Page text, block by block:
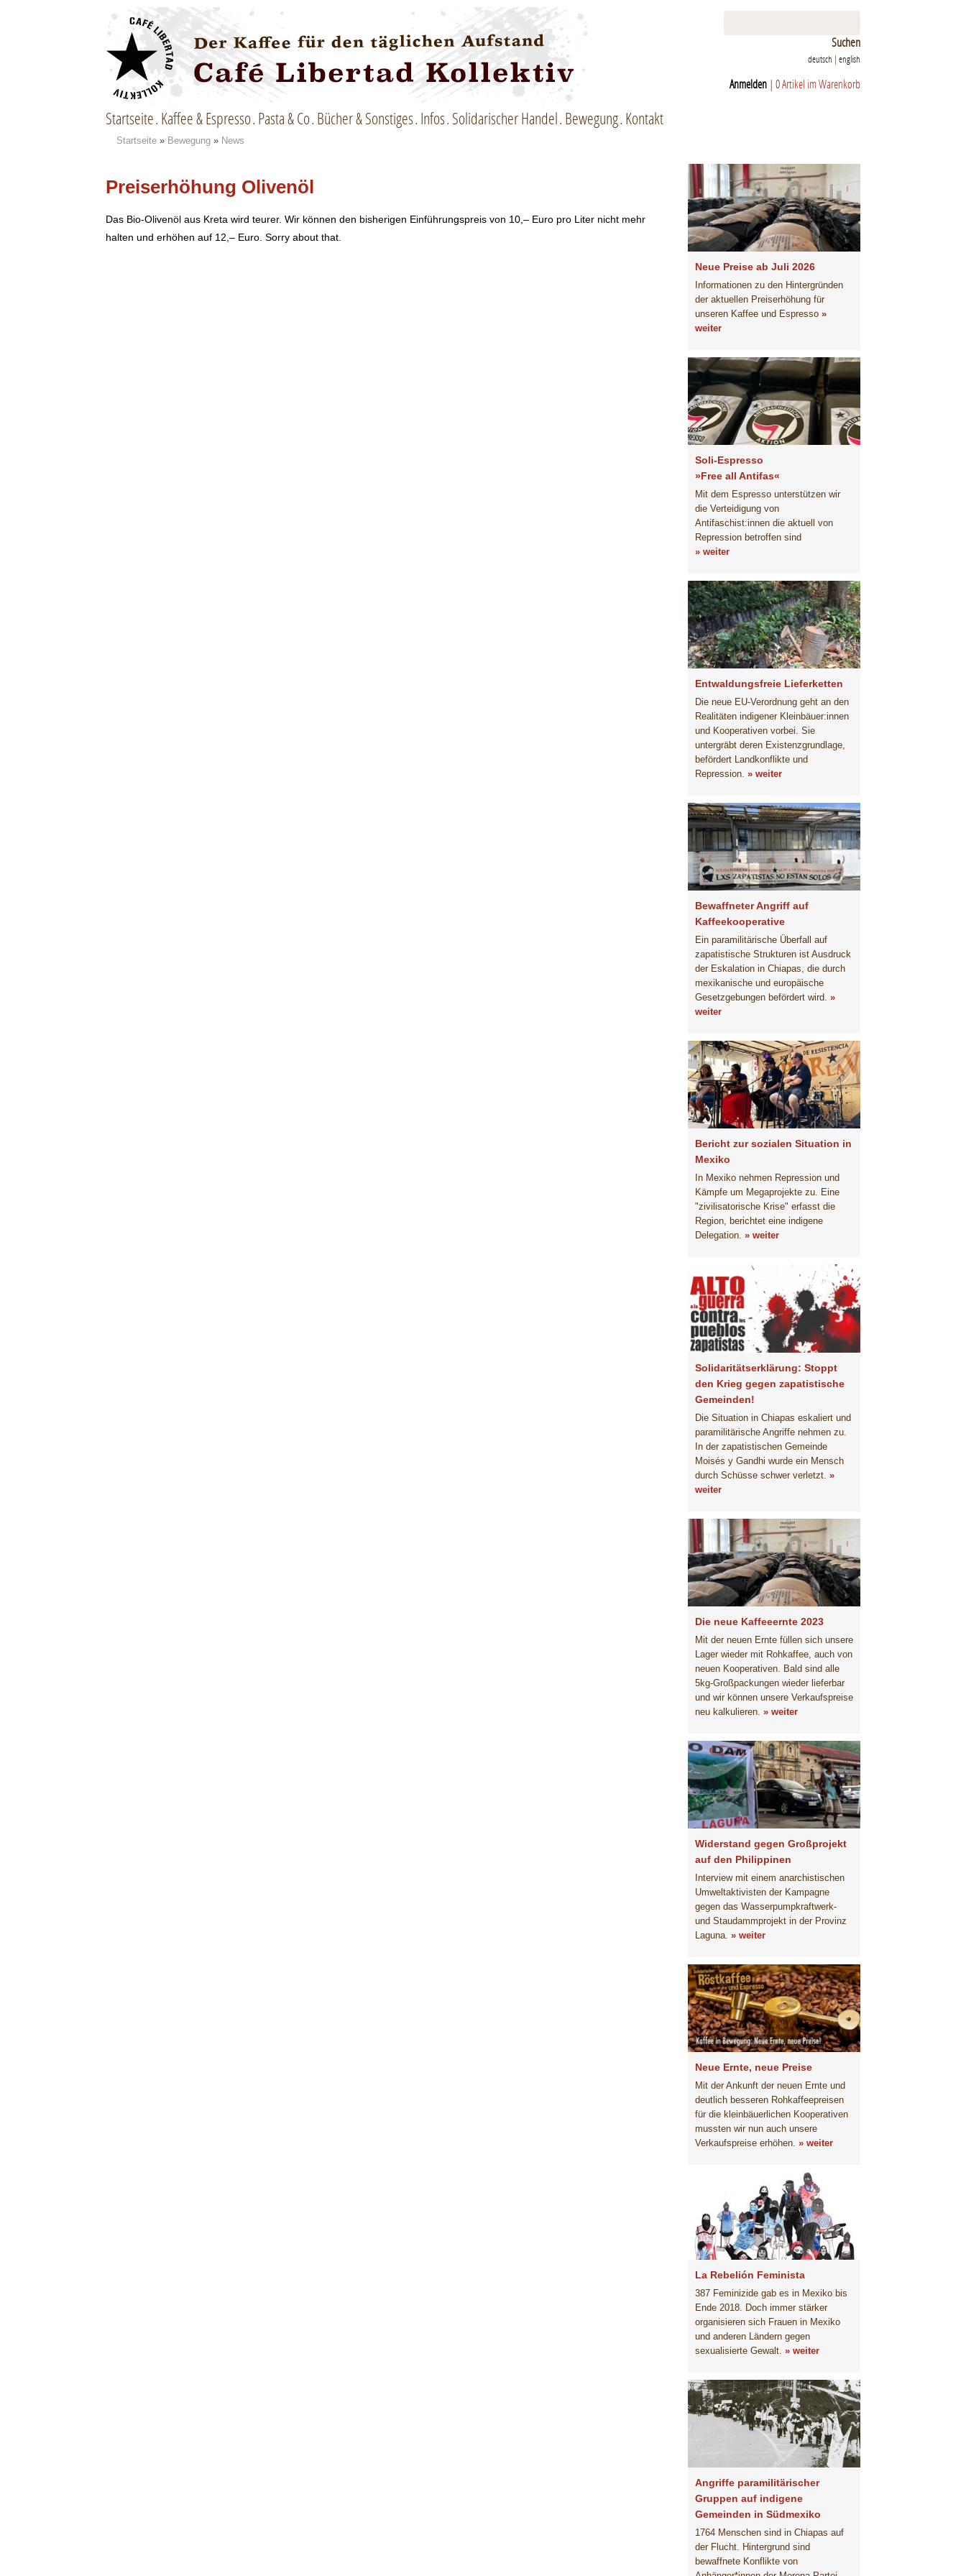
Suchen
deutsch | english
Anmelden | 0Artikel im Warenkorb
Startseite Kaffee & Espresso Pasta & Co Bücher & Sonstiges Infos Solidarischer Handel Bewegung Kontakt
Startseite » Bewegung » News
Preiserhöhung Olivenöl
Das Bio-Olivenöl aus Kreta wird teurer. Wir können den bisherigen Einführungspreis von 10,– Euro pro Liter nicht mehr
halten und erhöhen auf 12,– Euro. Sorry about that.
Neue Preise ab Juli 2026
Informationen zu den Hintergründen
der aktuellen Preiserhöhung für
unseren Kaffee und Espresso »
weiter
Soli-Espresso
»Free all Antifas«
Mit dem Espresso unterstützen wir
die Verteidigung von
Antifaschist:innen die aktuell von
Repression betroffen sind
» weiter
Entwaldungsfreie Lieferketten
Die neue EU-Verordnung geht an den
Realitäten indigener Kleinbäuer:innen
und Kooperativen vorbei. Sie
untergräbt deren Existenzgrundlage,
befördert Landkonflikte und
Repression. » weiter
Bewaffneter Angriff auf
Kaffeekooperative
Ein paramilitärische Überfall auf
zapatistische Strukturen ist Ausdruck
der Eskalation in Chiapas, die durch
mexikanische und europäische
Gesetzgebungen befördert wird. »
weiter
Bericht zur sozialen Situation in
Mexiko
In Mexiko nehmen Repression und
Kämpfe um Megaprojekte zu. Eine
"zivilisatorische Krise" erfasst die
Region, berichtet eine indigene
Delegation. » weiter
Solidaritätserklärung: Stoppt
den Krieg gegen zapatistische
Gemeinden!
Die Situation in Chiapas eskaliert und
paramilitärische Angriffe nehmen zu.
In der zapatistischen Gemeinde
Moisés y Gandhi wurde ein Mensch
durch Schüsse schwer verletzt. »
weiter
Die neue Kaffeeernte 2023
Mit der neuen Ernte füllen sich unsere
Lager wieder mit Rohkaffee, auch von
neuen Kooperativen. Bald sind alle
5kg-Großpackungen wieder lieferbar
und wir können unsere Verkaufspreise
neu kalkulieren. » weiter
Widerstand gegen Großprojekt
auf den Philippinen
Interview mit einem anarchistischen
Umweltaktivisten der Kampagne
gegen das Wasserpumpkraftwerk-
und Staudammprojekt in der Provinz
Laguna. » weiter
Neue Ernte, neue Preise
Mit der Ankunft der neuen Ernte und
deutlich besseren Rohkaffeepreisen
für die kleinbäuerlichen Kooperativen
mussten wir nun auch unsere
Verkaufspreise erhöhen. » weiter
La Rebelión Feminista
387 Feminizide gab es in Mexiko bis
Ende 2018. Doch immer stärker
organisieren sich Frauen in Mexiko
und anderen Ländern gegen
sexualisierte Gewalt. » weiter
Angriffe paramilitärischer
Gruppen auf indigene
Gemeinden in Südmexiko
1764 Menschen sind in Chiapas auf
der Flucht. Hintergrund sind
bewaffnete Konflikte von